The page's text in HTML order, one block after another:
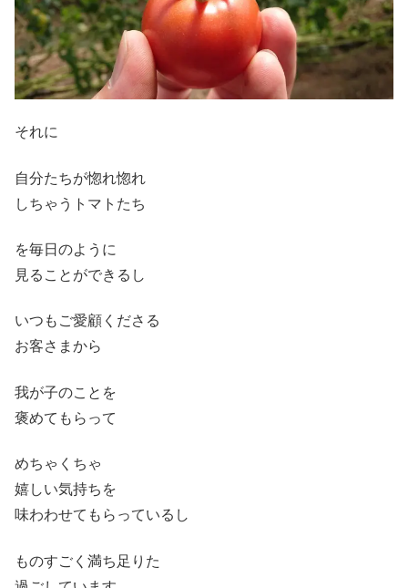
それに
自分たちが惚れ惚れ
しちゃうトマトたち
を毎日のように
見ることができるし
いつもご愛顧くださる
お客さまから
我が子のことを
褒めてもらって
めちゃくちゃ
嬉しい気持ちを
味わわせてもらっているし
ものすごく満ち足りた